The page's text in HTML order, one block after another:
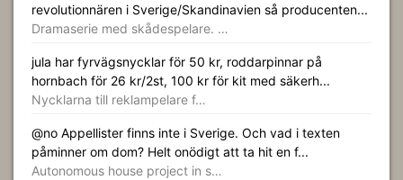
revolutionnären i Sverige/Skandinavien så producenten...
Dramaserie med skådespelare. …
jula har fyrvägsnycklar för 50 kr, roddarpinnar på
hornbach för 26 kr/2st, 100 kr för kit med säkerh...
Nycklarna till reklampelare f…
@no Appellister finns inte i Sverige. Och vad i texten
påminner om dom? Helt onödigt att ta hit en f...
Autonomous house project in s…